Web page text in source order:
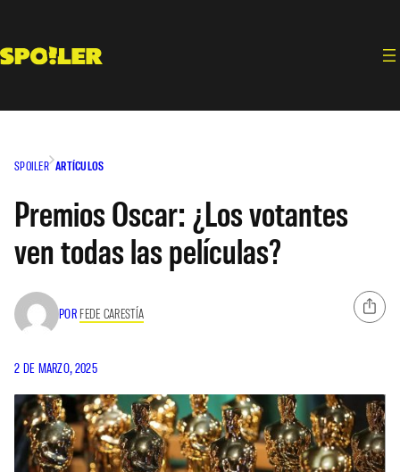
contenido
SPOILER ARTÍCULOS
Premios Oscar: ¿Los votantes
ven todas las películas?
POR FEDE CARESTÍA
2 DE MARZO, 2025